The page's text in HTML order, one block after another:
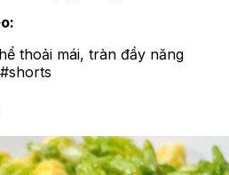
thoải mái, tràn đầy năng